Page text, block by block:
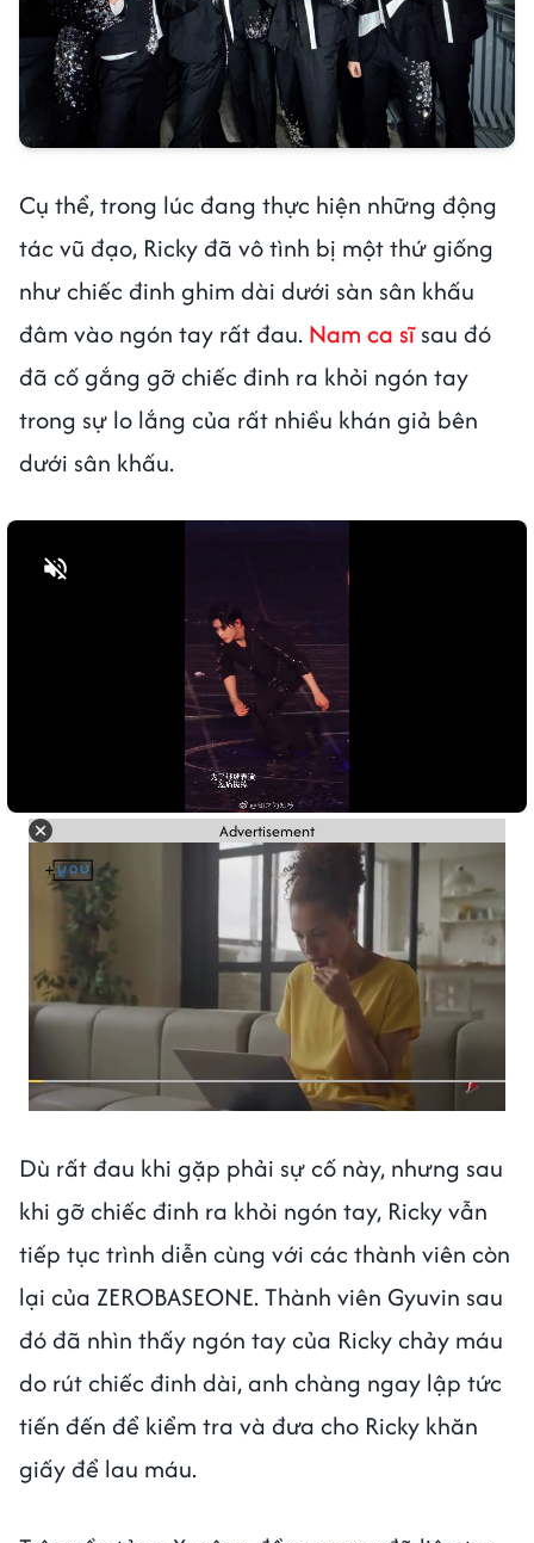
Cụ thể, trong lúc đang thực hiện những động
tác vũ đạo, Ricky đã vô tình bị một thứ giống
như chiếc đinh ghim dài dưới sàn sân khấu
đâm vào ngón tay rất đau. Nam ca sĩsau đó
đã cố gắng gỡ chiếc đinh ra khỏi ngón tay
trong sự lo lắng của rất nhiều khán giả bên
dưới sân khấu.
Advertisement
Dù rất đau khi gặp phải sự cố này, nhưng sau
khi gỡ chiếc đinh ra khỏi ngón tay, Ricky vẫn
tiếp tục trình diễn cùng với các thành viên còn
lại của ZEROBASEONE. Thành viên Gyuvin sau
đó đã nhìn thấy ngón tay của Ricky chảy máu
do rút chiếc đinh dài, anh chàng ngay lập tức
tiến đến để kiểm tra và đưa cho Ricky khăn
giấy để lau máu.